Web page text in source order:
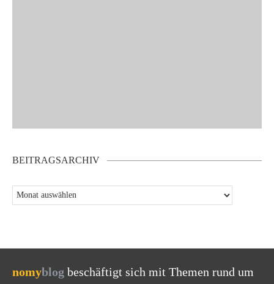
BEITRAGSARCHIV
nomyblog beschäftigt sich mit Themen rund um